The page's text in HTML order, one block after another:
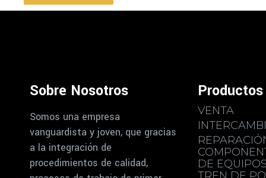
Sobre Nosotros
Somos una empresa
vanguardista y joven, que gracias
a la integración de
procedimientos de calidad,
VENTA
DE